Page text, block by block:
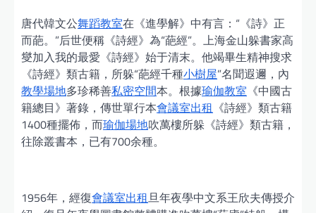
唐代韓文公舞蹈教室在《進學解》中有言：“《詩》正
而葩。”后世便稱《詩經》為“葩經”。上海金山躲書家高
燮加入我的最愛《詩經》始于清末。他竭畢生精神搜求
《詩經》類古籍，所躲“葩經千種小樹屋”名聞遐邇，內
教學場地多珍稀善私密空間本。根據瑜伽教室 《中國古
籍總目》著錄，傳世單行本會議室出租 《詩經》類古籍
1400種擺佈，而瑜伽場地吹萬樓所躲《詩經》類古籍，
往除叢書本，已有700余種。
1956年，經復會議室出租旦年夜學中文系王欣夫傳授介